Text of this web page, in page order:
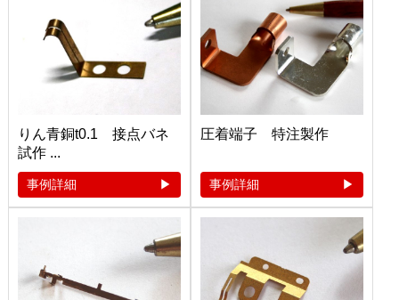
りん青銅t0.1 接点バネ
試作 ...
事例詳細
圧着端子 特注製作
事例詳細